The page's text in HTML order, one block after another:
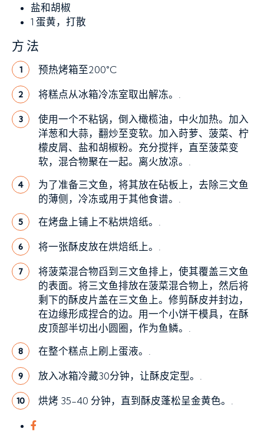
盐和胡椒
1 蛋黄，打散
方法
1 预热烤箱至200°C
2 将糕点从冰箱冷冻室取出解冻。.
3
使用一个不粘锅，倒入橄榄油，中火加热。加入
洋葱和大蒜，翻炒至变软。加入莳萝、菠菜、柠
檬皮屑、盐和胡椒粉。充分搅拌，直至菠菜变
软，混合物聚在一起。离火放凉。.
4
为了准备三文鱼，将其放在砧板上，去除三文鱼
的薄侧，冷冻或用于其他食谱。.
5 在烤盘上铺上不粘烘焙纸。.
6 将一张酥皮放在烘焙纸上。.
7
将菠菜混合物舀到三文鱼排上，使其覆盖三文鱼
的表面。将三文鱼排放在菠菜混合物上，然后将
剩下的酥皮片盖在三文鱼上。修剪酥皮并封边，
在边缘形成捏合的边。用一个小饼干模具，在酥
皮顶部半切出小圆圈，作为鱼鳞。.
8 在整个糕点上刷上蛋液。.
9 放入冰箱冷藏30分钟，让酥皮定型。.
10 烘烤 35-40 分钟，直到酥皮蓬松呈金黄色。.